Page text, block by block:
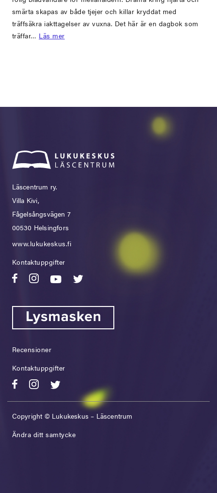
smärta skapas av både tjejer och killar kryddat med
träffsäkra iakttagelser av vuxna. Det här är en dagbok som
träffar… Läs mer
Läscentrum ry.
Villa Kivi,
Fågelsångsvägen 7
00530 Helsingfors
www.lukukeskus.fi
Kontaktuppgifter
Recensioner
Kontaktuppgifter
Copyright © Lukukeskus – Läscentrum
Ändra ditt samtycke